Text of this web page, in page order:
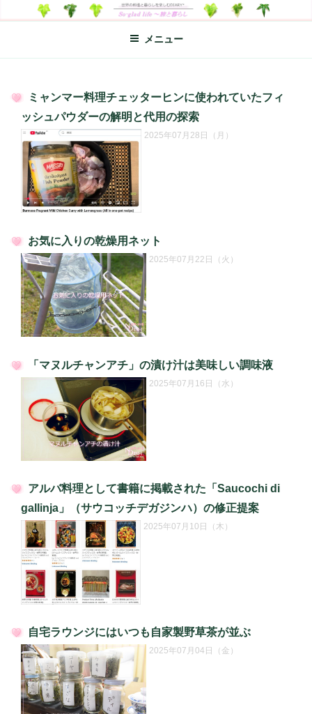
ン
ン
SO-GLAD LIFE～旅と暮らし
世界の料理のエッセイやレシピ、シンプルライフ、楽しい暮らしなどを
綴る、世界248か国を旅した松本あづさのDIARYです
メニュー
稿
日:
ミャンマー料理チェッターヒンに使われていたフィ
ッシュパウダーの解明と代用の探索
2025年07月28日（月）
投
稿
日:
お気に入りの乾燥用ネット
2025年07月22日（火）
投
日:
「マヌルチャンアチ」の漬け汁は美味しい調味液
2025年07月16日（水）
稿
日:
アルバ料理として書籍に掲載された「Saucochi di
gallinja」（サウコッチデガジンハ）の修正提案
2025年07月10日（木）
投
稿
日:
自宅ラウンジにはいつも自家製野草茶が並ぶ
2025年07月04日（金）